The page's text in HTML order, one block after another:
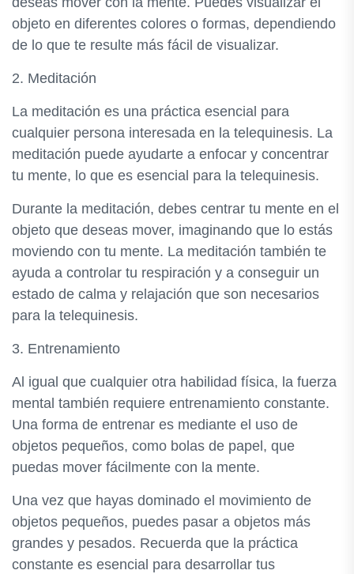
objeto en diferentes colores o formas, dependiendo
de lo que te resulte más fácil de visualizar.
2. Meditación
La meditación es una práctica esencial para
cualquier persona interesada en la telequinesis. La
meditación puede ayudarte a enfocar y concentrar
tu mente, lo que es esencial para la telequinesis.
Durante la meditación, debes centrar tu mente en el
objeto que deseas mover, imaginando que lo estás
moviendo con tu mente. La meditación también te
ayuda a controlar tu respiración y a conseguir un
estado de calma y relajación que son necesarios
para la telequinesis.
3. Entrenamiento
Al igual que cualquier otra habilidad física, la fuerza
mental también requiere entrenamiento constante.
Una forma de entrenar es mediante el uso de
objetos pequeños, como bolas de papel, que
puedas mover fácilmente con la mente.
Una vez que hayas dominado el movimiento de
objetos pequeños, puedes pasar a objetos más
grandes y pesados. Recuerda que la práctica
constante es esencial para desarrollar tus